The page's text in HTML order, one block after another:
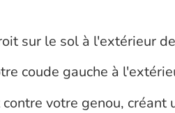
sur le sol à l'extérieur
coude gauche à
votre genou, créant